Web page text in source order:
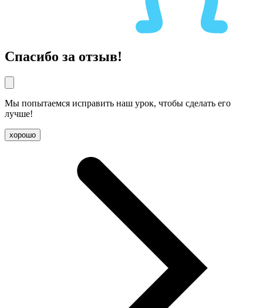
Спасибо за отзыв!
Мы попытаемся исправить наш урок, чтобы сделать его
лучше!
хорошо